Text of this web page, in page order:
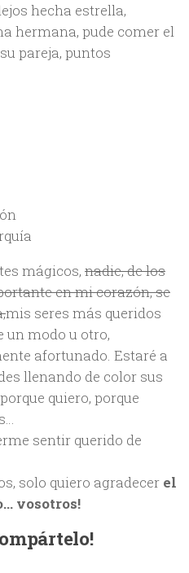
hecha estrella,
hermana, pude comer el
pareja, puntos
mágicos, nadie, de los
en mi corazón, se
mis seres más queridos
un modo u otro,
afortunado. Estaré a
llenando de color sus
quiero, porque
sentir querido de
solo quiero agradecer el
vosotros!